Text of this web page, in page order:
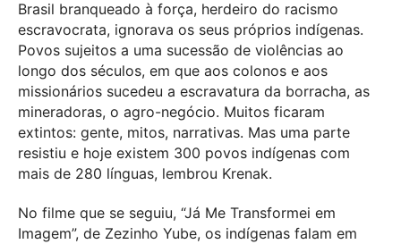
Brasil branqueado à força, herdeiro do racismo
escravocrata, ignorava os seus próprios indígenas.
Povos sujeitos a uma sucessão de violências ao
longo dos séculos, em que aos colonos e aos
missionários sucedeu a escravatura da borracha, as
mineradoras, o agro-negócio. Muitos ficaram
extintos: gente, mitos, narrativas. Mas uma parte
resistiu e hoje existem 300 povos indígenas com
mais de 280 línguas, lembrou Krenak.
No filme que se seguiu, “Já Me Transformei em
Imagem”, de Zezinho Yube, os indígenas falam em